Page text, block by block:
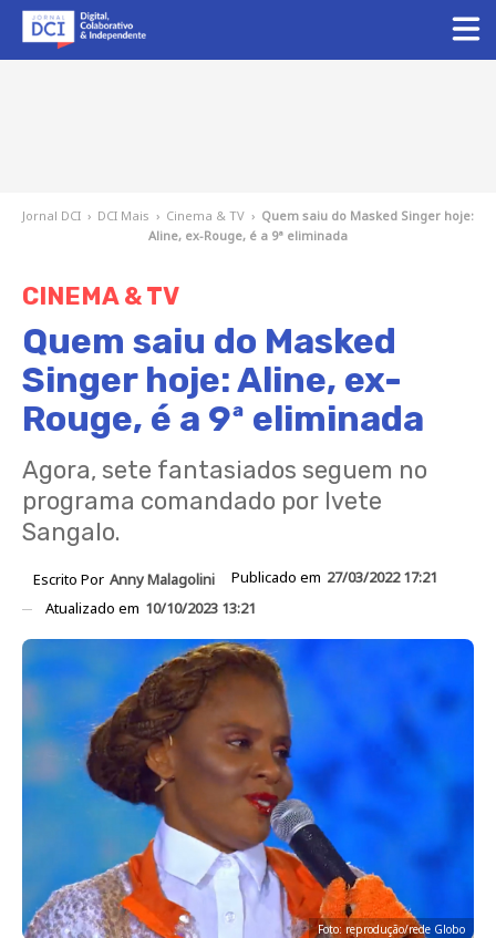
Jornal DCI › DCI Mais › Cinema & TV › Quem saiu do Masked Singer hoje:
Aline, ex-Rouge, é a 9ª eliminada
CINEMA & TV
Quem saiu do Masked
Singer hoje: Aline, ex-
Rouge, é a 9ª eliminada
Agora, sete fantasiados seguem no
programa comandado por Ivete
Sangalo.
Escrito Por Anny Malagolini Publicado em 27/03/2022 17:21
Atualizado em 10/10/2023 13:21
Foto: reprodução/rede Globo